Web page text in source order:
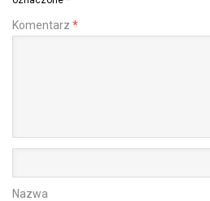
Komentarz *
Nazwa